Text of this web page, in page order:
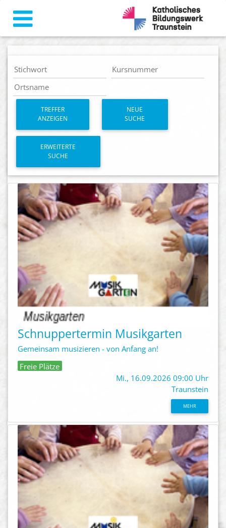
TREFFER
ANZEIGEN
NEUE
SUCHE
ERWEITERTE
SUCHE
Schnuppertermin Musikgarten
Gemeinsam musizieren - von Anfang an!
Freie Plätze
Mi., 16.09.2026 09:00 Uhr
Traunstein
MEHR